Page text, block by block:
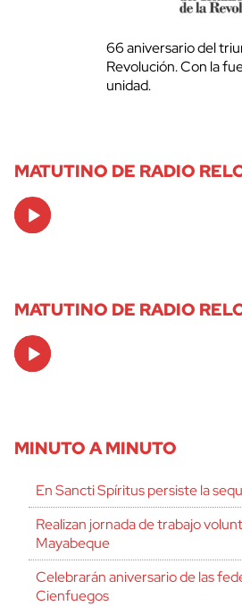
66 aniversario del
Revolución. Con la
unidad.
MATUTINO DE RADIO
Audio
Player
MATUTINO DE RADIO
Audio
Player
MINUTO A MINUTO
En Sancti Spíritus persiste la
Realizan jornada de trabajo
Mayabeque
Celebrarán aniversario de las
Cienfuegos